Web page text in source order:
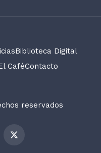
Biblioteca Digital
CaféContacto
reservados